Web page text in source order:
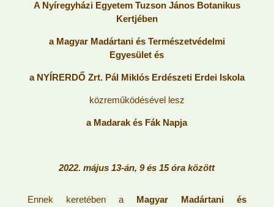
A Nyíregyházi Egyetem Tuzson János Botanikus
Kertjében
a Magyar Madártani és Természetvédelmi
Egyesület és
a NYÍRERDŐ Zrt. Pál Miklós Erdészeti Erdei Iskola
közreműködésével lesz
a Madarak és Fák Napja
2022. május 13-án, 9 és 15 óra között
Ennek keretében a Magyar Madártani és